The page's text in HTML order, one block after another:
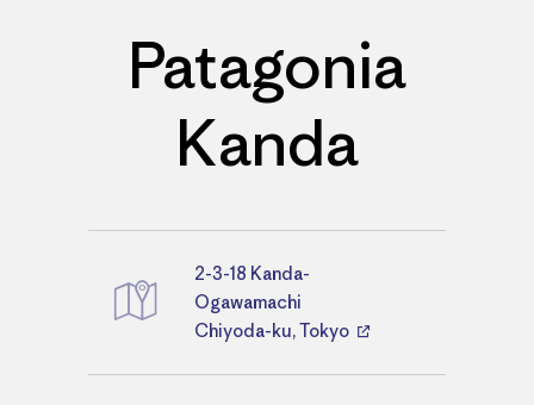
Patagonia
Kanda
Wegbeschreibungen
2-3-18 Kanda-
Ogawamachi
Chiyoda-ku, Tokyo